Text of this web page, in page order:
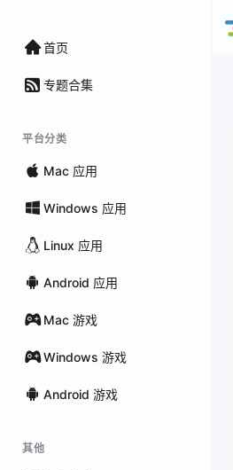
首页
专题合集
平台分类
Mac 应用
Windows 应用
Linux 应用
Android 应用
Mac 游戏
Windows 游戏
Android 游戏
其他